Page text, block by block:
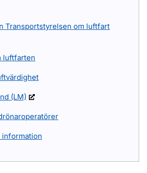
Transportstyrelsen om luftfart
luftfarten
(LM)
information